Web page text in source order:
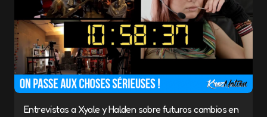
Entrevistas a Xyale y Halden sobre futuros cambios en